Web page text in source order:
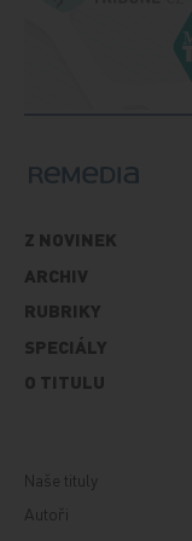
Z NOVINEK
ARCHIV
RUBRIKY
SPECIÁLY
O TITULU
Naše tituly
Autoři